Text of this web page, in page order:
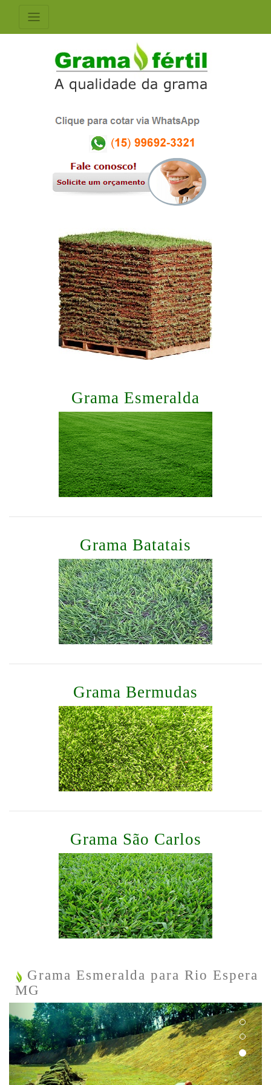
Grama Esmeralda
Grama Batatais
Grama Bermudas
Grama São Carlos
Grama Esmeralda para Rio Espera
MG
Previous Next